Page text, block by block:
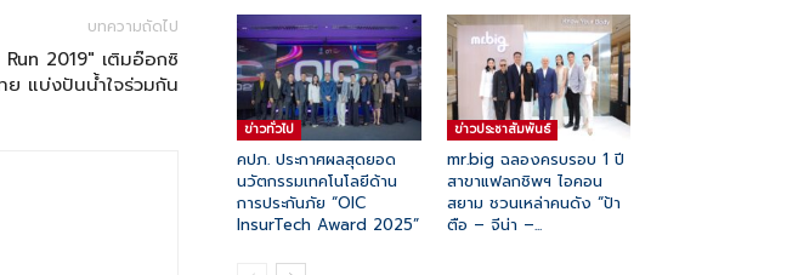
บทความถัดไป
2019″ เติมอ๊อกซิ
ย แบ่งปันน้ำใจร่วมกัน
ข่าวทั่วไป
คปภ. ประกาศผลสุดยอด
นวัตกรรมเทคโนโลยีด้าน
การประกันภัย “OIC
InsurTech Award 2025”
ข่าวประชาสัมพันธ์
mr.big ฉลองครบรอบ 1 ปี
สาขาแฟลกชิพฯ ไอคอน
สยาม ชวนเหล่าคนดัง “ป้า
ตือ – จีน่า –...